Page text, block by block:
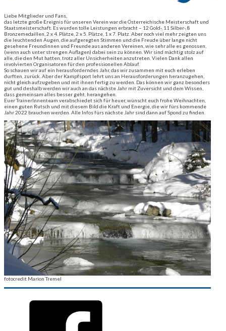
Liebe Mitglieder und Fans,
das letzte große Ereignis für unseren Verein war die Österreichische Meisterschaft und
Staatsmeisterschaft. Es wurden tolle Leistungen erbracht – 12 Gold-, 11 Silber-, 8
Bronzemedaillen, 2 x 4. Plätze, 2 x 5. Plätze, 1 x 7. Platz. Aber noch viel mehr zeigten uns
die leuchtenden Augen, die aufgeregten Stimmen und die Freude über lange nicht
gesehene Freundinnen und Freunde aus anderen Vereinen, wie sehr alle es genossen,
(wenn auch unter strengen Auflagen) dabei sein zu können. Wir sind mächtig stolz auf
alle, die den Mut hatten, trotz aller Unsicherheiten anzutreten. Vielen Dank allen
involvierten Organisatoren für den professionellen Ablauf.
So schauen wir auf ein herausforderndes Jahr, das wir zusammen mit euch erleben
durften, zurück. Aber der Kampfsport lehrt uns an Herausforderungen heranzugehen,
nicht gleich aufzugeben und mit ihnen fertig zu werden. Das können wir ganz besonders
gut und deshalb werden wir auch an das nächste Jahr mit Zuversicht und dem Wissen,
dass gemeinsam alles besser geht, herangehen.
Euer TrainerInnenteam verabschiedet sich für heuer, wünscht euch frohe Weihnachten,
einen guten Rutsch und mit diesem Bild die Kraft und Energie, die wir fürs kommende
Jahr 2022 brauchen werden. Alle Infos fürs nächste Jahr sind dann auf Spond zu finden.
fotocredit Marion Tremel